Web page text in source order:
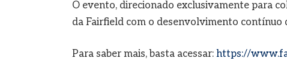
O evento, direcionado exclusivamente para
da Fairfield com o desenvolvimento
Para saber mais, basta acessar: https://